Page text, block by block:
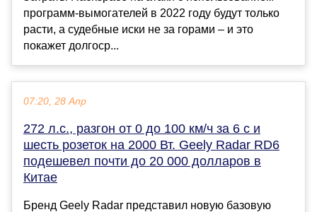
программ-вымогателей в 2022 году будут только
расти, а судебные иски не за горами – и это
покажет долгоср...
07:20, 28 Апр
272 л.с., разгон от 0 до 100 км/ч за 6 с и
шесть розеток на 2000 Вт. Geely Radar RD6
подешевел почти до 20 000 долларов в
Китае
Бренд Geely Radar представил новую базовую